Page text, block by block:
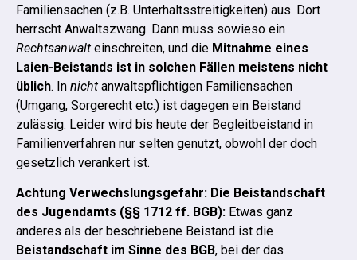
Familiensachen (z.B. Unterhaltsstreitigkeiten) aus. Dort
herrscht Anwaltszwang. Dann muss sowieso ein
Rechtsanwalt einschreiten, und die Mitnahme eines
Laien-Beistands ist in solchen Fällen meistens nicht
üblich. In nicht anwaltspflichtigen Familiensachen
(Umgang, Sorgerecht etc.) ist dagegen ein Beistand
zulässig. Leider wird bis heute der Begleitbeistand in
Familienverfahren nur selten genutzt, obwohl der doch
gesetzlich verankert ist.
Achtung Verwechslungsgefahr: Die Beistandschaft
des Jugendamts (§§ 1712 ff. BGB): Etwas ganz
anderes als der beschriebene Beistand ist die
Beistandschaft im Sinne des BGB, bei der das